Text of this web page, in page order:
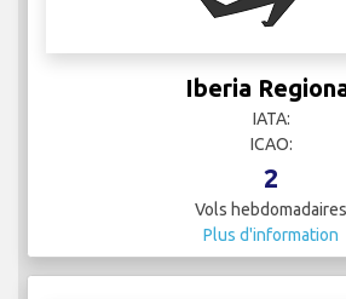
IATA: IB
29
Vols hebdomadaires
Plus d'information